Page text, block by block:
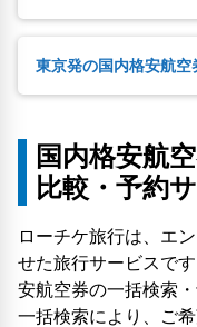
東京発の国内格安航
国内格安航
比較・予約
ローチケ旅行は、エ
せた旅行サービスで
安航空券の一括検索
一括検索により、ご